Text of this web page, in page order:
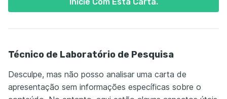
Técnico de Laboratório de Pesquisa
Desculpe, mas não posso analisar uma carta de
apresentação sem informações específicas sobre o